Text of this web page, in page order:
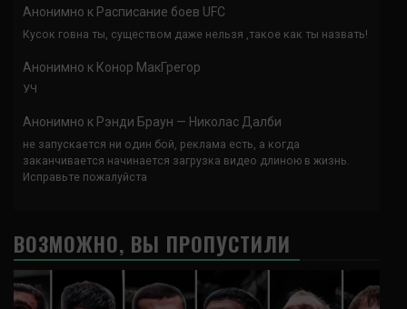
Анонимно к Расписание боев UFC
Кусок говна ты, существом даже нельзя ,такое как ты назвать!
Анонимно к Конор МакГрегор
УЧ
Анонимно к Рэнди Браун — Николас Далби
не запускается ни один бой, реклама есть, а когда
заканчивается начинается загрузка видео длиною в жизнь.
Исправьте пожалуйста
ВОЗМОЖНО, ВЫ ПРОПУСТИЛИ